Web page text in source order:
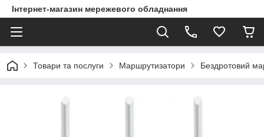
Інтернет-магазин мережевого обладнання
Товари та послуги Маршрутизатори Бездротовий